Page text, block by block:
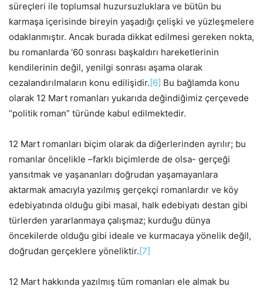
süreçleri ile toplumsal huzursuzluklara ve bütün bu
karmaşa içerisinde bireyin yaşadığı çelişki ve yüzleşmelere
odaklanmıştır. Ancak burada dikkat edilmesi gereken nokta,
bu romanlarda ‘60 sonrası başkaldırı hareketlerinin
kendilerinin değil, yenilgi sonrası aşama olarak
cezalandırılmaların konu edilişidir.[6] Bu bağlamda konu
olarak 12 Mart romanları yukarıda değindiğimiz çerçevede
“politik roman” türünde kabul edilmektedir.
12 Mart romanları biçim olarak da diğerlerinden ayrılır; bu
romanlar öncelikle –farklı biçimlerde de olsa- gerçeği
yansıtmak ve yaşananları doğrudan yaşamayanlara
aktarmak amacıyla yazılmış gerçekçi romanlardır ve köy
edebiyatında olduğu gibi masal, halk edebiyatı destan gibi
türlerden yararlanmaya çalışmaz; kurduğu dünya
öncekilerde olduğu gibi ideale ve kurmacaya yönelik değil,
doğrudan gerçeklere yöneliktir.[7]
12 Mart hakkında yazılmış tüm romanları ele almak bu